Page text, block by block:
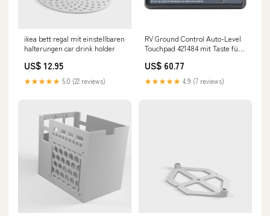
ikea bett regal mit einstellbaren
halterungen car drink holder
US$ 12.95
★★★★★ 5.0 (22 reviews)
RV Ground Control Auto-Level
Touchpad 421484 mit Taste für
Windshield
US$ 60.77
★★★★★ 4.9 (7 reviews)